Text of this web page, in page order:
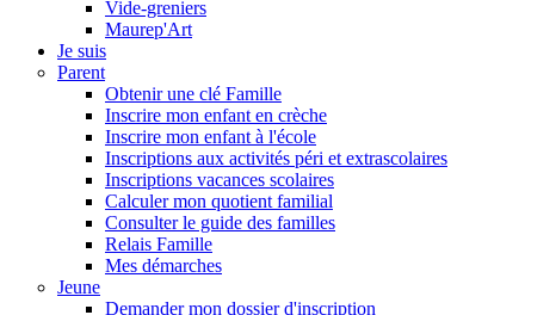
Vide-greniers
Maurep'Art
Je suis
Parent
Obtenir une clé Famille
Inscrire mon enfant en crèche
Inscrire mon enfant à l'école
Inscriptions aux activités péri et extrascolaires
Inscriptions vacances scolaires
Calculer mon quotient familial
Consulter le guide des familles
Relais Famille
Mes démarches
Jeune
Demander mon dossier d'inscription